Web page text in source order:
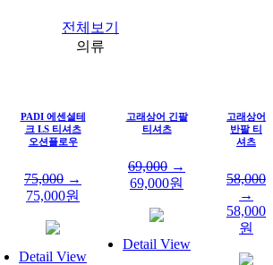
전체보기
의류
PADI 에센셜테
크 LS 티셔츠
오션플로우
75,000 →
75,000원
Detail View
고래상어 긴팔
티셔츠
69,000 →
69,000원
Detail View
고래상어
반팔 티
셔츠
58,000
→
58,000
원